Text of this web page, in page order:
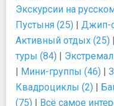
Экскурсии на
Пустыня (25) | Джип-
Активный отдых (25) |
туры (84) |
| Мини-группы (46) |
Квадроциклы (2) |
(75) | Всё самое